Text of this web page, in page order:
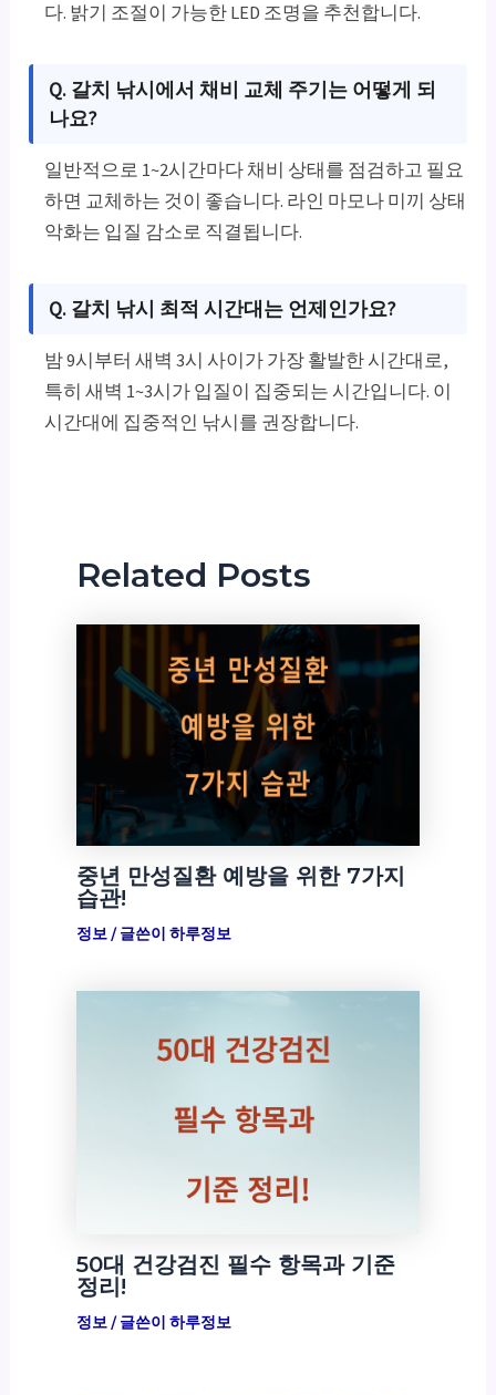
다. 밝기 조절이 가능한 LED 조명을 추천합니다.
Q. 갈치 낚시에서 채비 교체 주기는 어떻게 되
나요?
일반적으로 1~2시간마다 채비 상태를 점검하고 필요
하면 교체하는 것이 좋습니다. 라인 마모나 미끼 상태
악화는 입질 감소로 직결됩니다.
Q. 갈치 낚시 최적 시간대는 언제인가요?
밤 9시부터 새벽 3시 사이가 가장 활발한 시간대로,
특히 새벽 1~3시가 입질이 집중되는 시간입니다. 이
시간대에 집중적인 낚시를 권장합니다.
Related Posts
중년 만성질환 예방을 위한 7가지
습관!
정보/ 글쓴이 하루정보
50대 건강검진 필수 항목과 기준
정리!
정보/ 글쓴이 하루정보